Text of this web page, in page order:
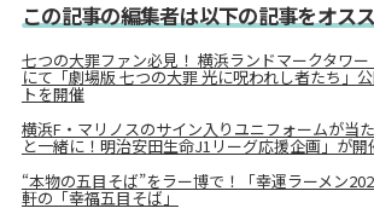
この記事の編集者は以下の記事をオス
七つの大罪ファン必見！ 横浜ランドマークタワー
にて「劇場版 七つの大罪 光に呪われし者たち」
トを開催
横浜F・マリノスのサイン入りユニフォームが当
と一緒に！明治安田生命J1リーグ応援企画」が開
“本物の五目そば”をラー博で！「幸運ラーメン
軒の「幸福五目そば」